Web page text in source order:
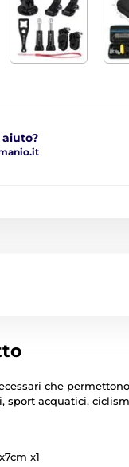
che
sport acquatici,
x1